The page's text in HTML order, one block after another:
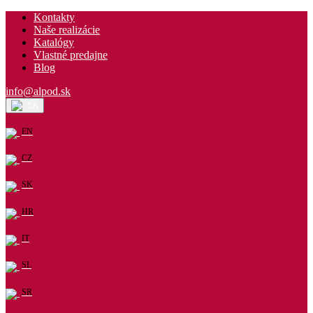
Kontakty
Naše realizácie
Katalógy
Vlastné predajne
Blog
info@alpod.sk
EN
CZ
SK
HR
IT
SL
SR